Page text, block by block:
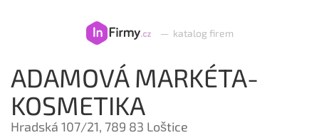
— katalog firem
ADAMOVÁ MARKÉTA-
KOSMETIKA
Hradská 107/21, 789 83 Loštice